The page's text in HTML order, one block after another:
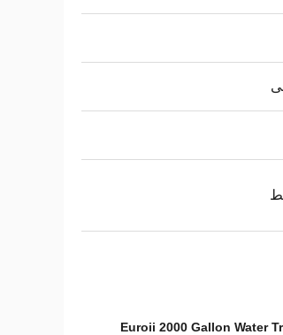
Euroii 2000 Gallon Water